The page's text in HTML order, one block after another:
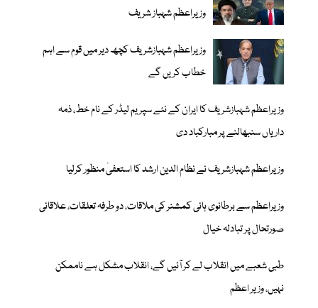
وزیراعظم شہباز شریف
وزیراعظم شہبازشریف کچھ دیر میں قوم سے اہم
خطاب کریں گے
وزیراعظم شہبازشریف کا ایران کے نئے سپریم لیڈر کے نام خط، ذمہ
داریاں سنبھالنے پر مبارکباد دی
وزیراعظم شہبازشریف نے نظام الدین ارشد کا استعفیٰ منظور کرلیا
وزیراعظم سے برطانوی ہائی کمشنر کی ملاقات، دو طرفہ تعلقات، علاقائی
صورتحال پر تبادلہ خیال
طبی شعبے میں انقلاب لے کر آئیں گے، انقلاب مشکل ہے ناممکن
نہیں، وزیر اعظم